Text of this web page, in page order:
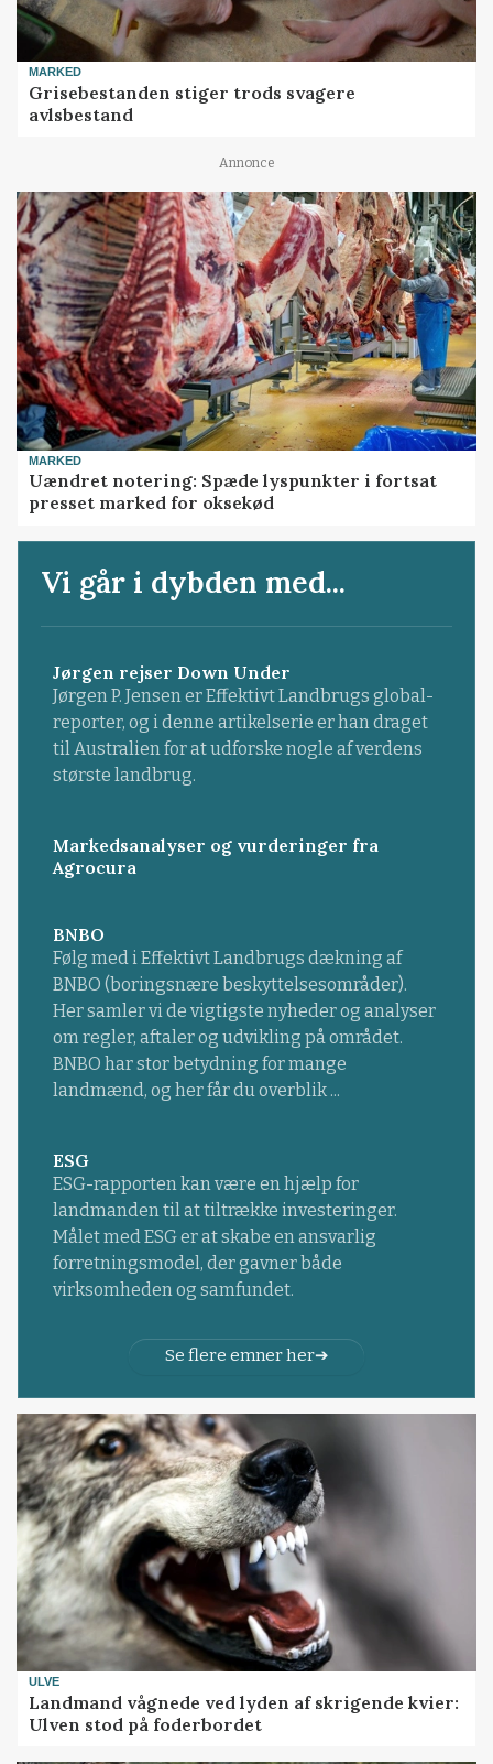
MARKED
Grisebestanden stiger trods svagere
avlsbestand
Annonce
MARKED
Uændret notering: Spæde lyspunkter i fortsat
presset marked for oksekød
Vi går i dybden med...
Jørgen rejser Down Under
Jørgen P. Jensen er Effektivt Landbrugs global-
reporter, og i denne artikelserie er han draget
til Australien for at udforske nogle af verdens
største landbrug.
Markedsanalyser og vurderinger fra
Agrocura
BNBO
Følg med i Effektivt Landbrugs dækning af
BNBO (boringsnære beskyttelsesområder).
Her samler vi de vigtigste nyheder og analyser
om regler, aftaler og udvikling på området.
BNBO har stor betydning for mange
landmænd, og her får du overblik ...
ESG
ESG-rapporten kan være en hjælp for
landmanden til at tiltrække investeringer.
Målet med ESG er at skabe en ansvarlig
forretningsmodel, der gavner både
virksomheden og samfundet.
Se flere emner her
ULVE
Landmand vågnede ved lyden af skrigende kvier:
Ulven stod på foderbordet